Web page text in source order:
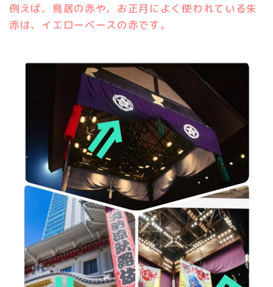
例えば、鳥居の赤や、お正月によく使われている朱
赤は、イエローベースの赤です。